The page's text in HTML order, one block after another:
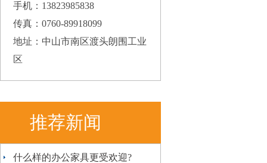
手机：13823985838
传真：0760-89918099
地址：中山市南区渡头朗围工业
区
推荐新闻
什么样的办公家具更受欢迎?